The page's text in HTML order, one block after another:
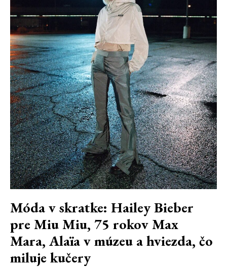
Móda v skratke: Hailey Bieber
pre Miu Miu, 75 rokov Max
Mara, Alaïa v múzeu a hviezda, čo
miluje kučery